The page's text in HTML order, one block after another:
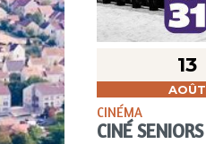
13
AOÛT
CINÉMA
CINÉ SENIORS